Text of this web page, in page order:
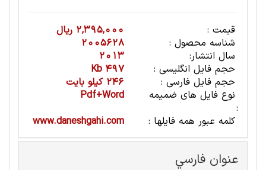
قیمت :
2,395,000 ریال
شناسه محصول :
2005628
سال انتشار:
2013
حجم فایل انگلیسی :
497 Kb
حجم فایل فارسی :
246 کیلو بایت
نوع فایل های ضمیمه
:
Pdf+Word
کلمه عبور همه فایلها :
www.daneshgahi.com
عنوان فارسي